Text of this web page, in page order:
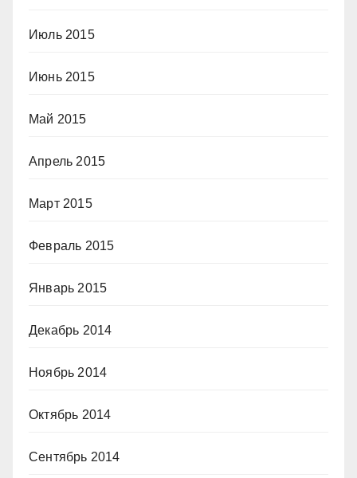
Июль 2015
Июнь 2015
Май 2015
Апрель 2015
Март 2015
Февраль 2015
Январь 2015
Декабрь 2014
Ноябрь 2014
Октябрь 2014
Сентябрь 2014